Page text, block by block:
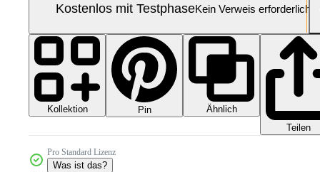
Kostenlos mit TestphaseKein Verweis erforderlich
Kollektion Pin
Ähnlich
Teilen
Pro Standard Lizenz
Was ist das?